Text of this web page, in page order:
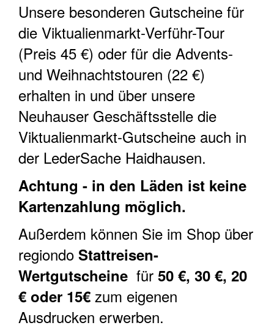
Unsere besonderen Gutscheine für
die Viktualienmarkt-Verführ-Tour
(Preis 45 €) oder für die Advents-
und Weihnachtstouren (22 €)
erhalten in und über unsere
Neuhauser Geschäftsstelle die
Viktualienmarkt-Gutscheine auch in
der LederSache Haidhausen.
Achtung - in den Läden ist keine
Kartenzahlung möglich.
Außerdem können Sie im Shop über
regiondo Stattreisen-
Wertgutscheine für 50 €, 30 €, 20
€ oder 15€ zum eigenen
Ausdrucken erwerben.